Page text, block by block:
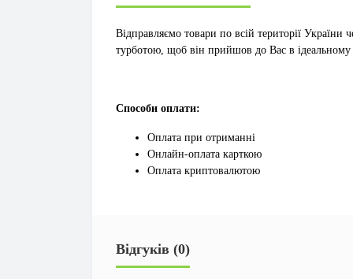
Відправляємо товари по всій території України
турботою, щоб він прийшов до Вас в
Способи оплати:
Оплата при отриманні
Онлайн-оплата карткою
Оплата криптовалютою
Відгуків (0)